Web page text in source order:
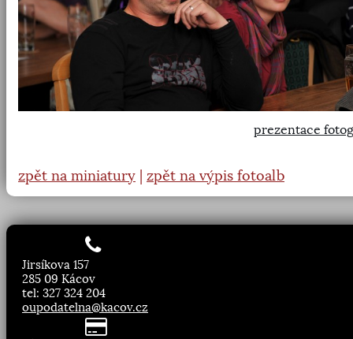
prezentace
zpět na miniatury zpět na výpis fotoalb
Jirsíkova 157
285 09 Kácov
tel: 327 324 204
oupodatelna@kacov.cz